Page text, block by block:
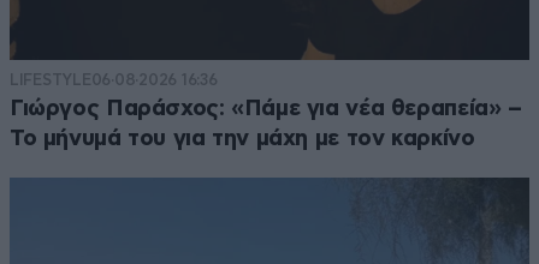
LIFESTYLE06·08·2026 16:36
Γιώργος Παράσχος: «Πάμε για νέα θεραπεία» –
Το μήνυμά του για την μάχη με τον καρκίνο